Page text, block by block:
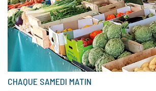
CHAQUE SAMEDI MATIN